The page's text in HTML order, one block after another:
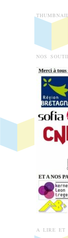
NOS
A LIRE ET